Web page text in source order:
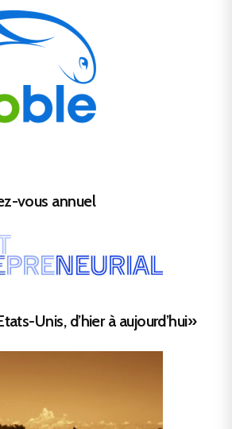
vous annuel
Unis, d’hier à aujourd’hui»